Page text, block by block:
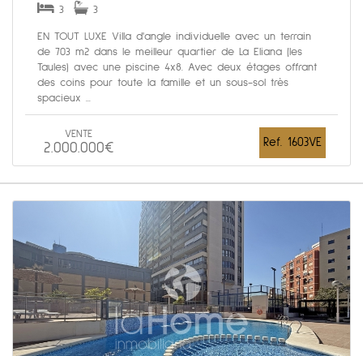
3 3
EN TOUT LUXE Villa d'angle individuelle avec un terrain
de 703 m2 dans le meilleur quartier de La Eliana (les
Taules) avec une piscine 4x8. Avec deux étages offrant
des coins pour toute la famille et un sous-sol très
spacieux ...
VENTE
2.000.000€ Ref. 1603VE